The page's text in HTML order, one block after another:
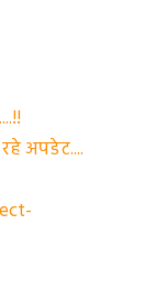
अपडेट....